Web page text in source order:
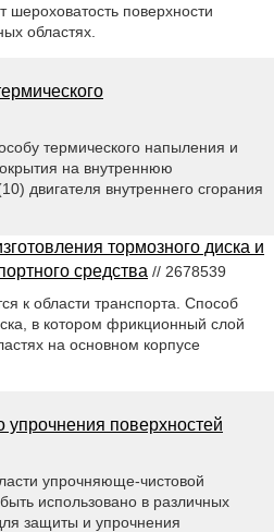
шероховатость поверхности
областях.
термического напыления и
на внутреннюю
двигателя внутреннего сгорания
тормозного диска и
средства // 2678539
к области транспорта. Способ
в котором фрикционный слой
на основном корпусе
поверхностей
упрочняюще-чистовой
использовано в различных
защиты и упрочнения